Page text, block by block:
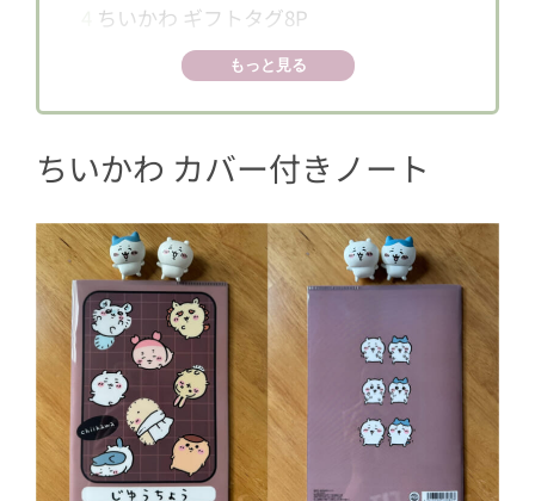
ちいかわ ギフトタグ8P
見つけたら即買いが鉄則！
もっと見る
ちいかわ カバー付きノート